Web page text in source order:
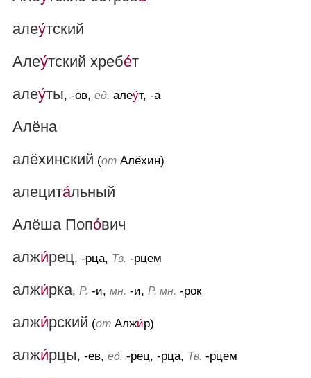
алеу́тский
Алеу́тский хребе́т
алеу́ты, -ов, ед. алеу́т, -а
Алёна
алёхинский (от Алёхин)
алецита́льный
Алёша Попо́вич
алжи́рец, -рца, Тв. -рцем
алжи́рка, Р. -и, мн. -и, Р. мн. -рок
алжи́рский (от Алжи́р)
алжи́рцы, -ев, ед. -рец, -рца, Тв. -рцем